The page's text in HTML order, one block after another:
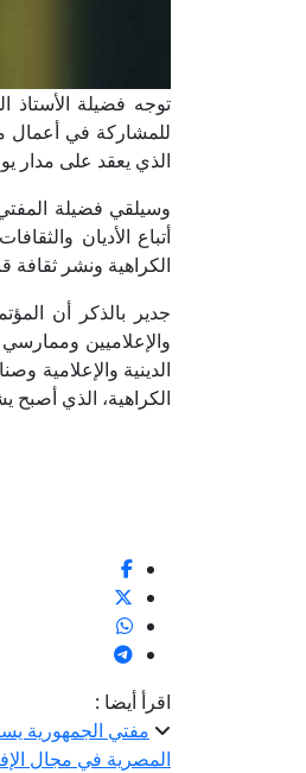
توجه فضيلة الأستاذ
للمشاركة في أعمال
الذي يعقد على مدار يومين في
وسيلقي فضيلة
أتباع الأديان
الكراهية ونشر
والإعلاميين
الدينية والإعلامية
الكراهية، الذي أصبح
اقرأ أيضا :
مفتي الجمهورية
المصرية في مجال